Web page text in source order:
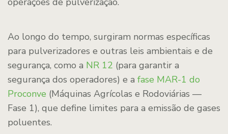
Ao longo do tempo, surgiram normas específicas
para pulverizadores e outras leis ambientais e de
segurança, como a NR 12 (para garantir a
segurança dos operadores) e a fase MAR-1 do
Proconve (Máquinas Agrícolas e Rodoviárias —
Fase 1), que define limites para a emissão de gases
poluentes.